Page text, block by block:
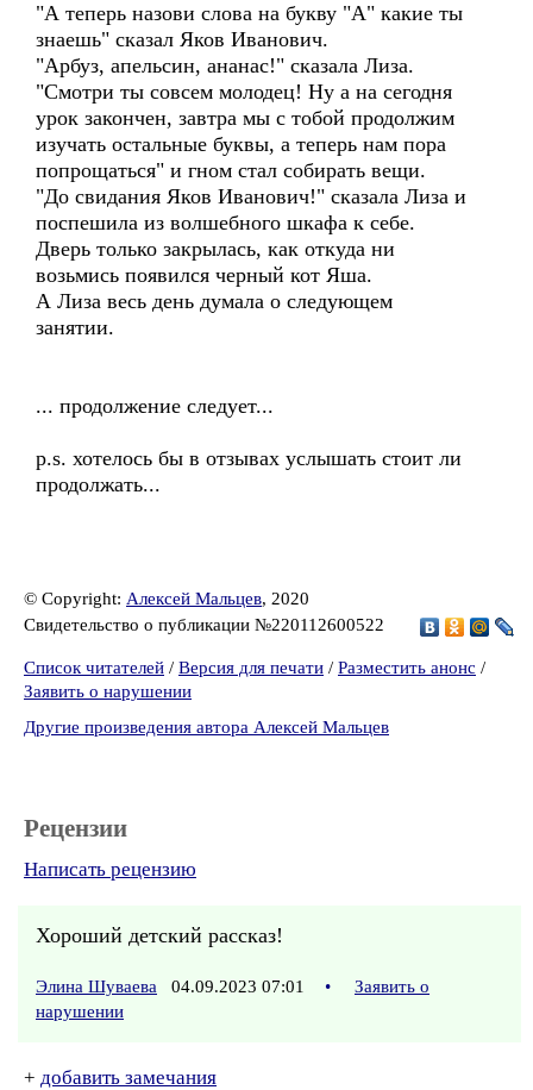
"А теперь назови слова на букву "А" какие ты
знаешь" сказал Яков Иванович.
"Арбуз, апельсин, ананас!" сказала Лиза.
"Смотри ты совсем молодец! Ну а на сегодня
урок закончен, завтра мы с тобой продолжим
изучать остальные буквы, а теперь нам пора
попрощаться" и гном стал собирать вещи.
"До свидания Яков Иванович!" сказала Лиза и
поспешила из волшебного шкафа к себе.
Дверь только закрылась, как откуда ни
возьмись появился черный кот Яша.
А Лиза весь день думала о следующем
занятии.
... продолжение следует...
p.s. хотелось бы в отзывах услышать стоит ли
продолжать...
© Copyright: Алексей Мальцев, 2020
Свидетельство о публикации №220112600522
Список читателей / Версия для печати / Разместить анонс /
Заявить о нарушении
Другие произведения автора Алексей Мальцев
Рецензии
Написать рецензию
Хороший детский рассказ!
Элина Шуваева 04.09.2023 07:01 •
Заявить о
нарушении
+ добавить замечания